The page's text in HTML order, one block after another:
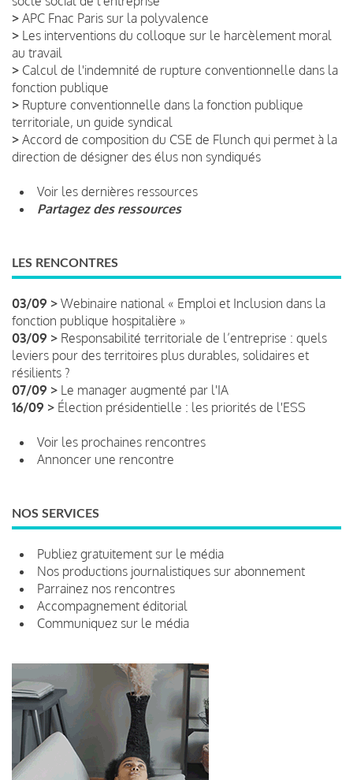
> APC Fnac Paris sur la polyvalence
> Les interventions du colloque sur le harcèlement moral
au travail
> Calcul de l'indemnité de rupture conventionnelle dans la
fonction publique
> Rupture conventionnelle dans la fonction publique
territoriale, un guide syndical
> Accord de composition du CSE de Flunch qui permet à la
direction de désigner des élus non syndiqués
Voir les dernières ressources
Partagez des ressources
LES RENCONTRES
03/09 > Webinaire national « Emploi et Inclusion dans la
fonction publique hospitalière »
03/09 > Responsabilité territoriale de l’entreprise : quels
leviers pour des territoires plus durables, solidaires et
résilients ?
07/09 > Le manager augmenté par l'IA
16/09 > Élection présidentielle : les priorités de l'ESS
Voir les prochaines rencontres
Annoncer une rencontre
NOS SERVICES
Publiez gratuitement sur le média
Nos productions journalistiques sur abonnement
Parrainez nos rencontres
Accompagnement éditorial
Communiquez sur le média